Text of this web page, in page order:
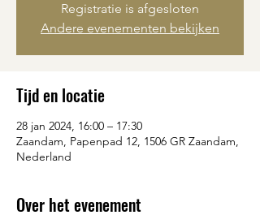
Registratie is afgesloten
Andere evenementen bekijken
Tijd en locatie
28 jan 2024, 16:00 – 17:30
Zaandam, Papenpad 12, 1506 GR Zaandam,
Nederland
Over het evenement